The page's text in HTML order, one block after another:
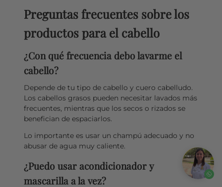
Preguntas frecuentes sobre los
productos para el cabello
¿Con qué frecuencia debo lavarme el
cabello?
Depende de tu tipo de cabello y cuero cabelludo.
Los cabellos grasos pueden necesitar lavados más
frecuentes, mientras que los secos o rizados se
benefician de espaciarlos.
Lo importante es usar un champú adecuado y no
abusar de agua muy caliente.
¿Puedo usar acondicionador y
mascarilla a la vez?